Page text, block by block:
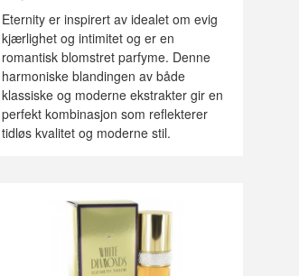
Rabatt
Eternity er inspirert av idealet om evig
kjærlighet og intimitet og er en
romantisk blomstret parfyme. Denne
harmoniske blandingen av både
klassiske og moderne ekstrakter gir en
perfekt kombinasjon som reflekterer
tidløs kvalitet og moderne stil.